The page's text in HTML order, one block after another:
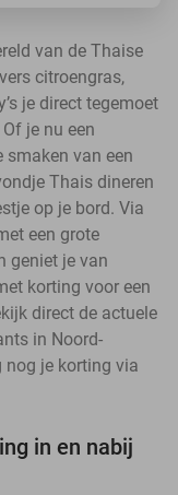
van de Thaise
citroengras,
je direct tegemoet
je nu een
van een
Thais dineren
op je bord. Via
een grote
geniet je van
korting voor een
direct de actuele
in Noord-
nog je korting via
in en nabij